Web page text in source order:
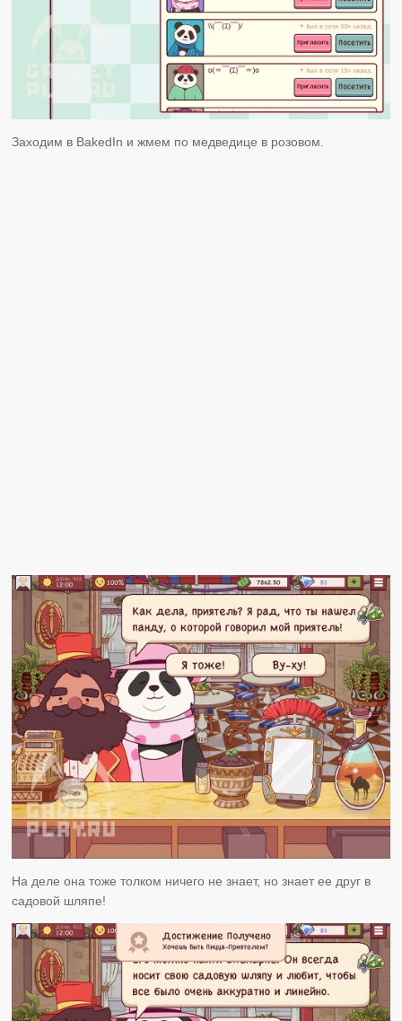
Заходим в BakedIn и жмем по медведице в розовом.
На деле она тоже толком ничего не знает, но знает ее друг в
садовой шляпе!